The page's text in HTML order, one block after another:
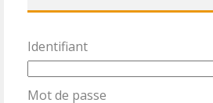
Identifiant
Mot de passe